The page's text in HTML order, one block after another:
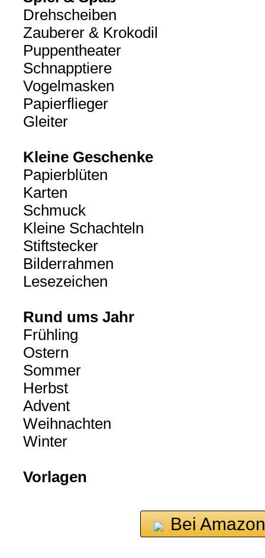
Drehscheiben
Zauberer & Krokodil
Puppentheater
Schnapptiere
Vogelmasken
Papierflieger
Gleiter
Kleine Geschenke
Papierblüten
Karten
Schmuck
Kleine Schachteln
Stiftstecker
Bilderrahmen
Lesezeichen
Rund ums Jahr
Frühling
Ostern
Sommer
Herbst
Advent
Weihnachten
Winter
Vorlagen
Bei